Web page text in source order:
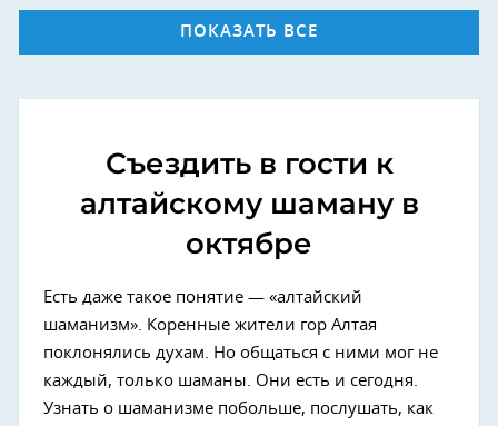
ПОКАЗАТЬ ВСЕ
Съездить в гости к
алтайскому шаману в
октябре
Есть даже такое понятие — «алтайский
шаманизм». Коренные жители гор Алтая
поклонялись духам. Но общаться с ними мог не
каждый, только шаманы. Они есть и сегодня.
Узнать о шаманизме побольше, послушать, как